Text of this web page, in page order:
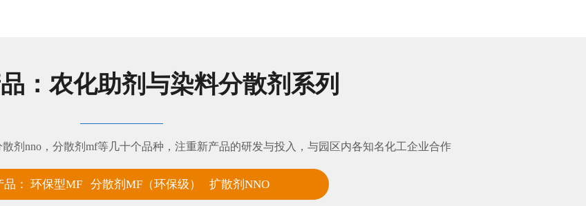
：农化助剂与染料分散剂系列
剂nno，分散剂mf等几十个品种，注重新产品的研发与投入，与园区内各知名化工企业合作
： 环保型MF 分散剂MF（环保级） 扩散剂NNO